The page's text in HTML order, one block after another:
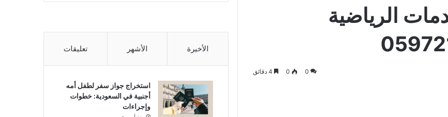
الرياضية
0
0
الأخيرة الأشهر تعليقات
استخراج جواز سفر لطفل أمه
أجنبية في السعودية: خطوات
وإجراءات